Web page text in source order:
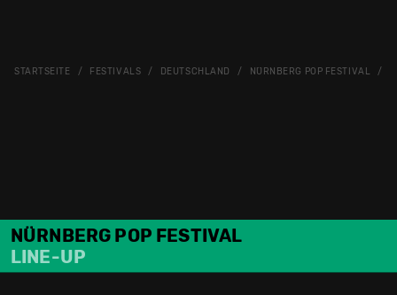
STARTSEITE FESTIVALS DEUTSCHLAND NÜRNBERG POP FESTIVAL
NÜRNBERG POP FESTIVAL
LINE-UP